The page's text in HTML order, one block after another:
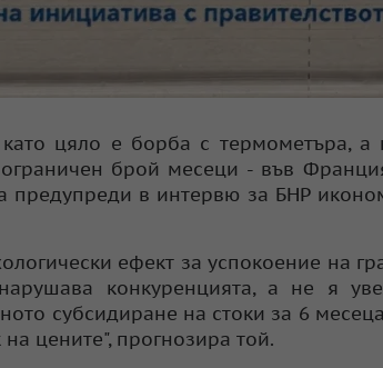
като цяло е борба с термометъра,
брой месеци - във
предупреди в интервю за БНР
ефект за успокоение на
конкуренцията, а не я
субсидиране на стоки за 6
цените", прогнозира той.